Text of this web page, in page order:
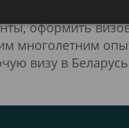
для вашего
оформить
многолетним
визу в